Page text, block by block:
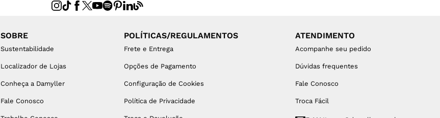
SOBRE
Sustentabilidade
Localizador de Lojas
Conheça a Damyller
Fale Conosco
POLÍTICAS/REGULAMENTOS
Frete e Entrega
Opções de Pagamento
Configuração de Cookies
Política de Privacidade
ATENDIMENTO
Acompanhe seu pedido
Dúvidas frequentes
Fale Conosco
Troca Fácil